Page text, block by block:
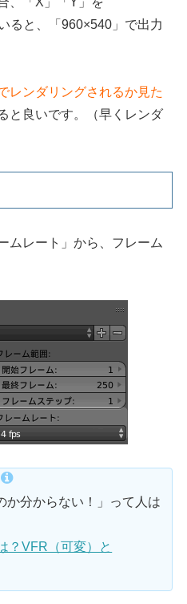
ると、「960×540」で出力
レンダリングされるか見た
と良いです。（早くレンダ
ムレート」から、フレーム
か分からない！」って人は
？VFR（可変）と